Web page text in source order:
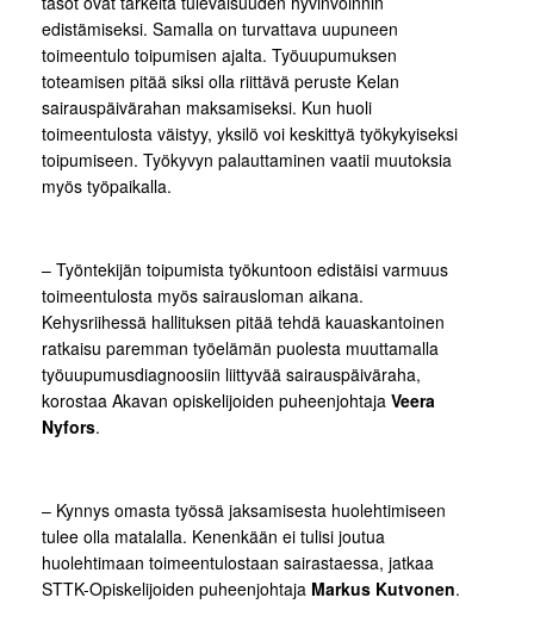
edistämiseksi. Samalla on turvattava uupuneen
toimeentulo toipumisen ajalta. Työuupumuksen
toteamisen pitää siksi olla riittävä peruste Kelan
sairauspäivärahan maksamiseksi. Kun huoli
toimeentulosta väistyy, yksilö voi keskittyä työkykyiseksi
toipumiseen. Työkyvyn palauttaminen vaatii muutoksia
myös työpaikalla.
– Työntekijän toipumista työkuntoon edistäisi varmuus
toimeentulosta myös sairausloman aikana.
Kehysriihessä hallituksen pitää tehdä kauaskantoinen
ratkaisu paremman työelämän puolesta muuttamalla
työuupumusdiagnoosiin liittyvää sairauspäiväraha,
korostaa Akavan opiskelijoiden puheenjohtaja Veera
Nyfors.
– Kynnys omasta työssä jaksamisesta huolehtimiseen
tulee olla matalalla. Kenenkään ei tulisi joutua
huolehtimaan toimeentulostaan sairastaessa, jatkaa
STTK-Opiskelijoiden puheenjohtaja Markus Kutvonen.